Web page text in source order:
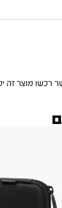
מוצר זה